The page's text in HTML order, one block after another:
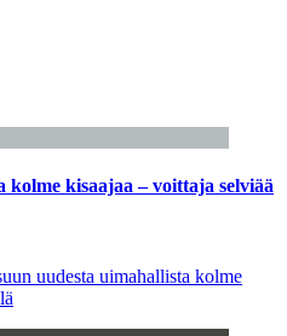
kolme kisaajaa – voittaja selviää
uudesta uimahallista kolme